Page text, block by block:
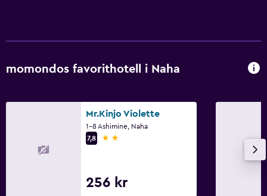
momondos favorithotell i Naha
Mr.Kinjo Violette
1-8 Ashimine, Naha
7,8
2 stjärnor
256 kr